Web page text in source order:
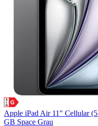
Apple iPad Air 11" Cellular
GB Space Grau